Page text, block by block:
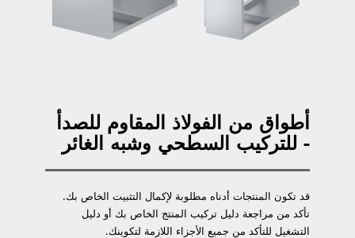
أطواق من الفولاذ المقاوم للصدأ
- للتركيب السطحي وشبه الغائر
قد تكون المنتجات أدناه مطلوبة لإكمال التثبيت الخاص بك.
تأكد من مراجعة دليل تركيب المنتج الخاص بك أو دليل
التشغيل للتأكد من جميع الأجزاء اللازمة لتكوينك.